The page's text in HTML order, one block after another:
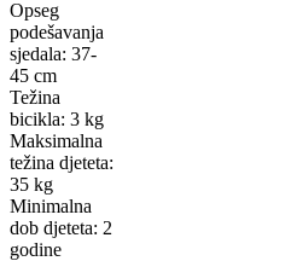
Opseg
podešavanja
sjedala: 37-
45 cm
Težina
bicikla: 3 kg
Maksimalna
težina djeteta:
35 kg
Minimalna
dob djeteta: 2
godine